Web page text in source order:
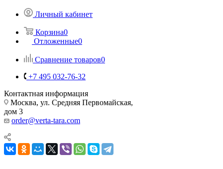
Личный кабинет
Корзина0
Отложенные0
Сравнение товаров0
+7 495 032-76-32
Контактная информация
Москва, ул. Средняя Первомайская,
дом 3
order@verta-tara.com